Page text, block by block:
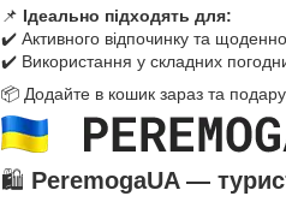
📌 Ідеально підходять для:
✔️ Активного відпочинку та
✔️ Використання у складних
📦 Додайте в кошик зараз та
🛍️ PeremogaUA —